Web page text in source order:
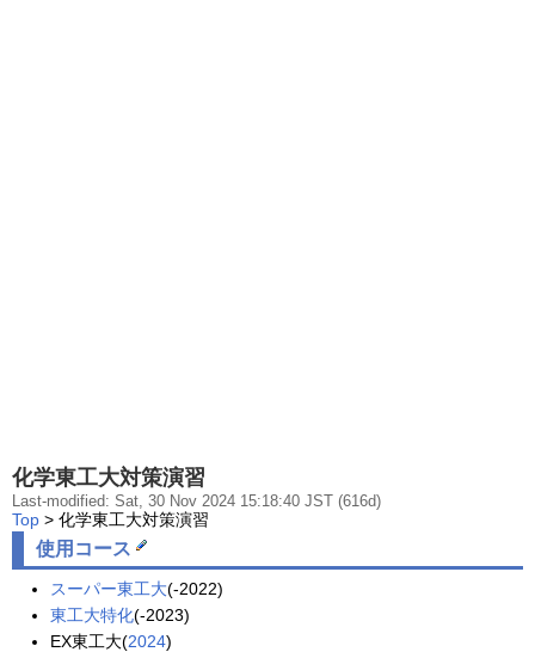
化学東工大対策演習
Last-modified: Sat, 30 Nov 2024 15:18:40 JST (616d)
Top > 化学東工大対策演習
使用コース
スーパー東工大(-2022)
東工大特化(-2023)
EX東工大(2024)